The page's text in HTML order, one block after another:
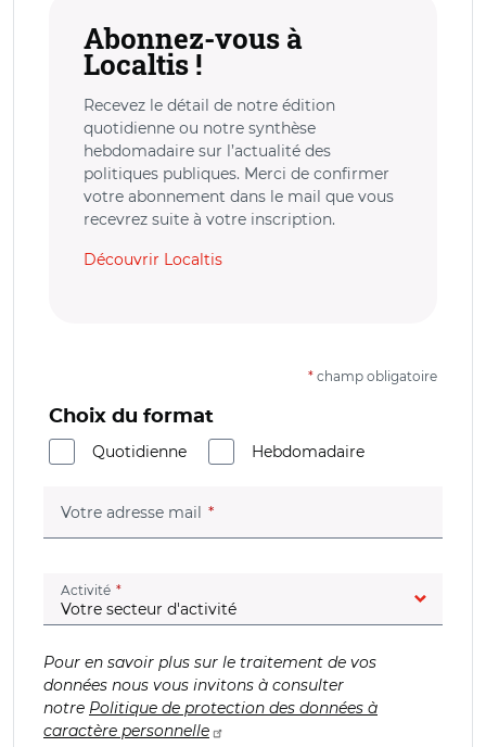
Abonnez-vous à
Localtis !
Recevez le détail de notre édition
quotidienne ou notre synthèse
hebdomadaire sur l’actualité des
politiques publiques. Merci de confirmer
votre abonnement dans le mail que vous
recevrez suite à votre inscription.
Découvrir Localtis
* champ obligatoire
Choix du format
Quotidienne
Hebdomadaire
Votre adresse mail (champ obligatoire)
Activité (champ obligatoire)
Pour en savoir plus sur le traitement de vos
données nous vous invitons à consulter
notre Politique de protection des données à
caractère personnelle